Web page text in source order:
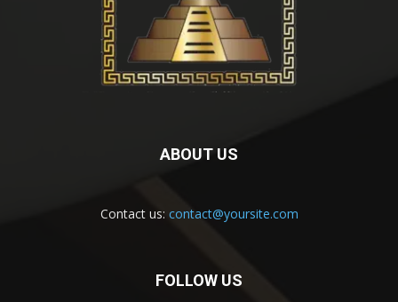
ABOUT US
Contact us: contact@yoursite.com
FOLLOW US